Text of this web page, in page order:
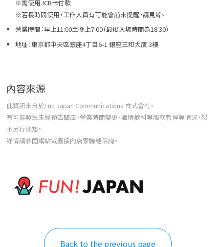
※需使用JCB卡付款
※若長時間使用，工作人員有可能會前來提醒，請見諒。
營業時間：早上11:00至晚上7:00（最後入場時間為18:30）
地址：東京都中央區銀座4丁目6-1 銀座三和大廈 3樓
內容來源
此資訊來自於Fun Japan Communications 株式會社。
有可能發生未經預告關店、營業時間變更、酒精飲料等服務暫停等情況，恕
不另行通知。
詳情請參閱網站或直接向店家聯絡洽詢。
Back to the previous page